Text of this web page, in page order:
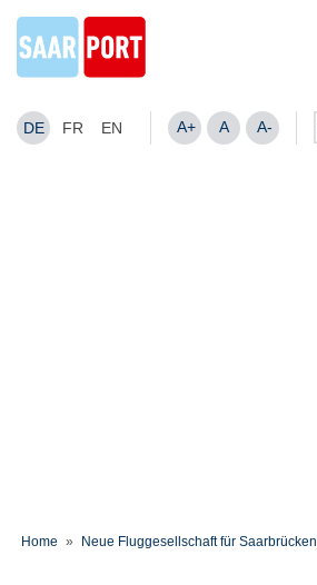
DE FR EN A+ A A-
Home » Neue Fluggesellschaft für Saarbrücken